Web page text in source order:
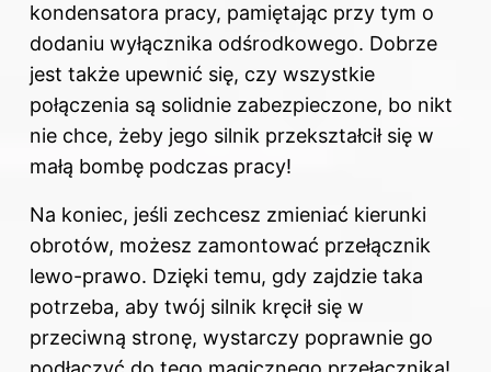
kondensatora pracy, pamiętając przy tym o
dodaniu wyłącznika odśrodkowego. Dobrze
jest także upewnić się, czy wszystkie
połączenia są solidnie zabezpieczone, bo nikt
nie chce, żeby jego silnik przekształcił się w
małą bombę podczas pracy!
Na koniec, jeśli zechcesz zmieniać kierunki
obrotów, możesz zamontować przełącznik
lewo-prawo. Dzięki temu, gdy zajdzie taka
potrzeba, aby twój silnik kręcił się w
przeciwną stronę, wystarczy poprawnie go